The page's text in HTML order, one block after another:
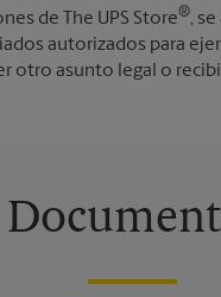
de The UPS Store®,
autorizados para
otro asunto legal o